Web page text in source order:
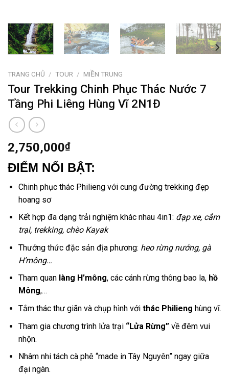
TRANG CHỦ / TOUR / MIỀN TRUNG
Tour Trekking Chinh Phục Thác Nước 7
Tầng Phi Liêng Hùng Vĩ 2N1Đ
2,750,000₫
ĐIỂM NỔI BẬT:
Chinh phục thác Philieng với cung đường trekkingđẹp
hoang sơ
Kết hợp đa dạng trải nghiệm khác nhau 4in1: đạp xe, cắm
trại, trekking, chèo Kayak
Thưởng thức đặc sản địa phương: heo rừng nướng, gà
H’mông…
Tham quanlàng H’mông, các cánh rừng thông bao la, hồ
Mông,…
Tắm thác thư giãn và chụp hình với thác Philieng hùng vĩ.
Tham gia chương trình lửa trại“Lửa Rừng” về đêm vui
nhộn.
Nhâm nhi tách cà phê “made in Tây Nguyên” ngay giữa
đại ngàn.